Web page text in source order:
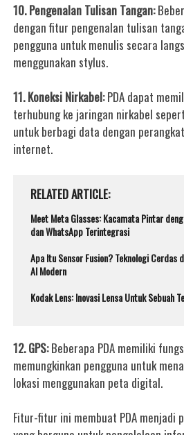
10. Pengenalan Tulisan Tangan:
dengan fitur pengenalan tulisan
pengguna untuk menulis secara
menggunakan stylus.
11. Koneksi Nirkabel:PDA dapat
terhubung ke jaringan nirkabel
untuk berbagi data dengan
internet.
RELATED ARTICLE
Meet Meta Glasses: Kacamata Pintar
dan WhatsApp Terintegrasi
Apa Itu Sensor Fusion? Teknologi Cerdas
AI Modern
Kodak Lens: Inovasi Lensa Untuk Sebuah
12. GPS:Beberapa PDA memiliki
memungkinkan pengguna untuk
lokasi menggunakan peta digital.
Fitur-fitur ini membuat PDA menjadi